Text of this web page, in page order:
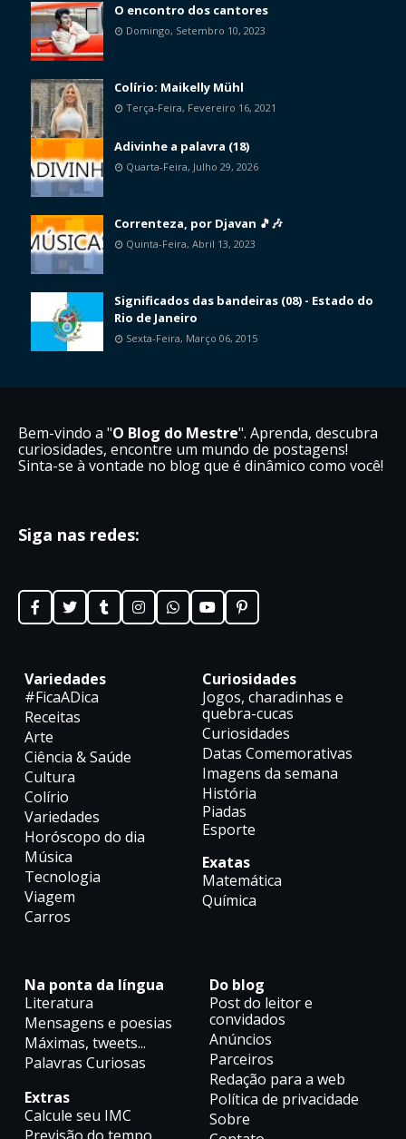
O encontro dos cantores
Domingo, Setembro 10, 2023
Colírio: Maikelly Mühl
Terça-Feira, Fevereiro 16, 2021
Adivinhe a palavra (18)
Quarta-Feira, Julho 29, 2026
Correnteza, por Djavan 🎵🎶
Quinta-Feira, Abril 13, 2023
Significados das bandeiras (08) - Estado do
Rio de Janeiro
Sexta-Feira, Março 06, 2015
Bem-vindo a "O Blog do Mestre". Aprenda, descubra
curiosidades, encontre um mundo de postagens!
Sinta-se à vontade no blog que é dinâmico como você!
Siga nas redes:
Variedades
#FicaADica
Receitas
Arte
Ciência & Saúde
Cultura
Colírio
Variedades
Horóscopo do dia
Música
Tecnologia
Viagem
Carros
Curiosidades
Jogos, charadinhas e
quebra-cucas
Curiosidades
Datas Comemorativas
Imagens da semana
História
Piadas
Esporte
Exatas
Matemática
Química
Na ponta da língua
Literatura
Mensagens e poesias
Máximas, tweets...
Palavras Curiosas
Extras
Calcule seu IMC
Do blog
Post do leitor e
convidados
Anúncios
Parceiros
Redação para a web
Política de privacidade
Sobre